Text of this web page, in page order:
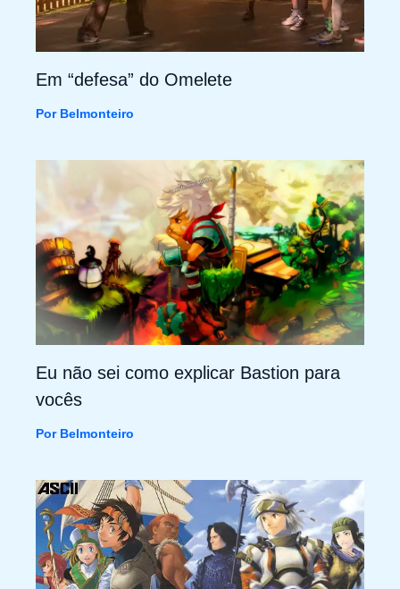
Em “defesa” do Omelete
Por Belmonteiro
Eu não sei como explicar Bastion para
vocês
Por Belmonteiro